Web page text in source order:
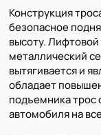
Конструкция
безопасное
высоту.
металлический
вытягивается и
обладает
подъемника трос
автомобиля на